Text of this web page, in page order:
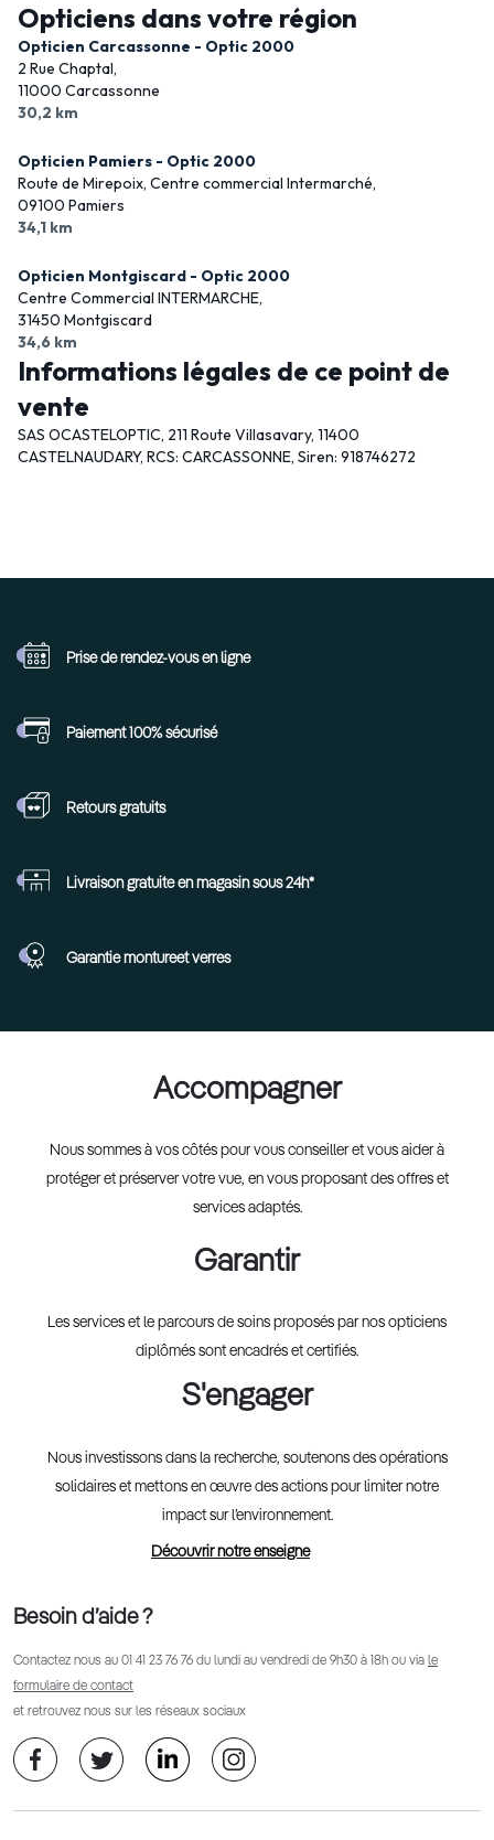
Opticiens dans votre région
Opticien Carcassonne - Optic 2000
2 Rue Chaptal,
11000 Carcassonne
30,2 km
Opticien Pamiers - Optic 2000
Route de Mirepoix, Centre commercial Intermarché,
09100 Pamiers
34,1 km
Opticien Montgiscard - Optic 2000
Centre Commercial INTERMARCHE,
31450 Montgiscard
34,6 km
Informations légales de ce point de
vente
SAS OCASTELOPTIC, 211 Route Villasavary, 11400
CASTELNAUDARY, RCS: CARCASSONNE, Siren: 918746272
Prise de rendez-vous en ligne
Paiement 100%sécurisé
Retoursgratuits
Livraison gratuite en magasin sous 24h*
Garantie montureet verres
Accompagner
Nous sommes à vos côtés pour vous conseiller et vous aider à
protéger et préserver votre vue, en vous proposant des offres et
services adaptés.
Garantir
Les services et le parcours de soins proposés par nos opticiens
diplômés sont encadrés et certifiés.
S'engager
Nous investissons dans la recherche, soutenons des opérations
solidaires et mettons en œuvre des actions pour limiter notre
impact sur l’environnement.
Découvrir notre enseigne
Besoin d’aide ?
Contactez nous au 01 41 23 76 76 du lundi au vendredi de 9h30 à 18h ou via le
formulaire de contact
et retrouvez nous sur les réseaux sociaux